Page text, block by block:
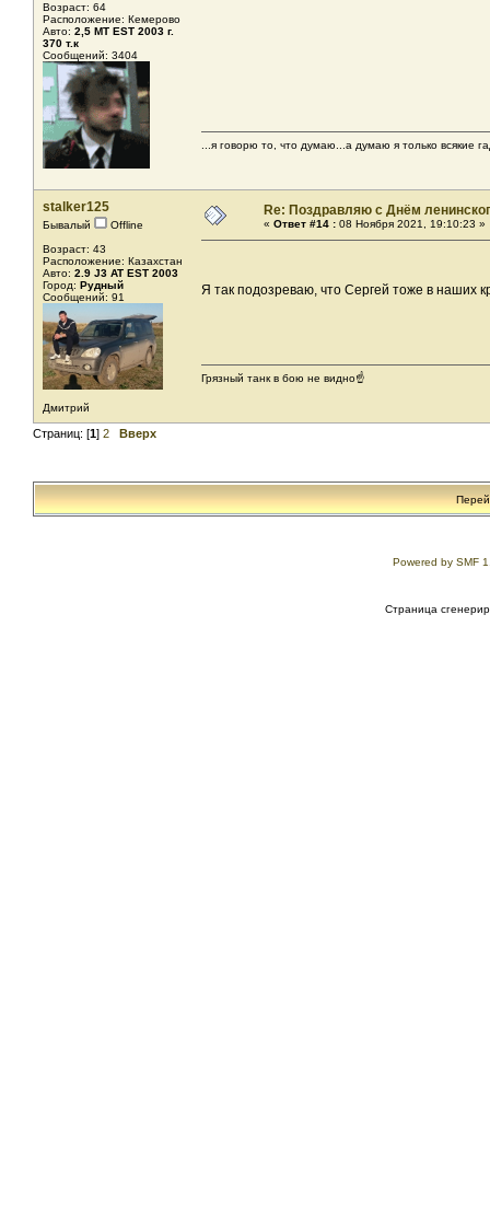
Возраст: 64
Расположение: Кемерово
Авто: 2,5 МТ EST 2003 г.
370 т.к
Сообщений: 3404
...я говорю то, что думаю...а думаю я только всякие
stalker125
Бывалый
Offline
Возраст: 43
Расположение: Казахстан
Авто: 2.9 J3 AT EST 2003
Город: Рудный
Сообщений: 91
Дмитрий
Re: Поздравляю с Днём
« Ответ #14 : 08 Ноября 2021, 19:10:23 »
Я так подозреваю, что Сергей тоже в наших
Грязный танк в бою не видно☝️
Страниц: [1] 2 Вверх
Powered by SMF
Страница